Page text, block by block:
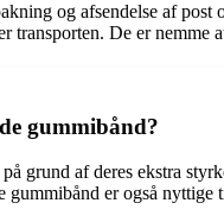
og afsendelse af
De er nemme
gummibånd?
grund af deres ekstra
gummibånd er også